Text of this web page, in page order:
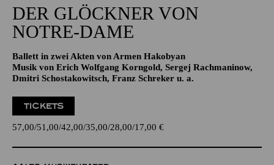
DER GLÖCKNER­ VON
NOTRE-DAME
Ballett in zwei Akten von Armen Hakobyan
Musik von Erich Wolfgang Korngold, Sergej Rachmaninow,
Dmitri Schostakowitsch, Franz Schreker u. a.
TICKETS
57,00 51,00 42,00 35,00 28,00 17,00 €